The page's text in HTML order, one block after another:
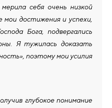
себя очень низкой
достижения и успехи,
Бога, подвергались
Я тужилась доказать
поэтому мои усилия
глубокое понимание